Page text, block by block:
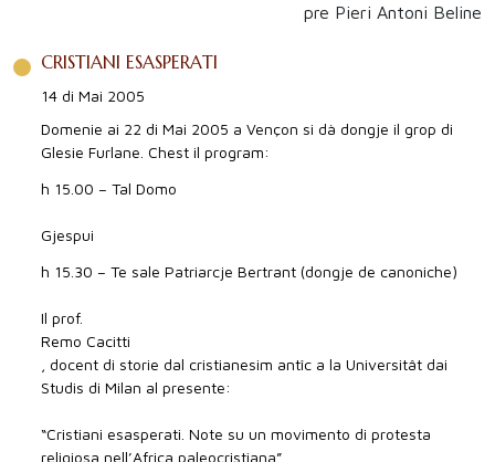
pre Pieri Antoni Beline
CRISTIANI ESASPERATI
14 di Mai 2005
Domenie ai 22 di Mai 2005 a Vençon si dà dongje il grop di
Glesie Furlane. Chest il program:
h 15.00 – Tal Domo
Gjespui
h 15.30 – Te sale Patriarcje Bertrant (dongje de canoniche)
Il prof.
Remo Cacitti
, docent di storie dal cristianesim antîc a la Universitât dai
Studis di Milan al presente:
“Cristiani esasperati. Note su un movimento di protesta
religiosa nell’Africa paleocristiana”